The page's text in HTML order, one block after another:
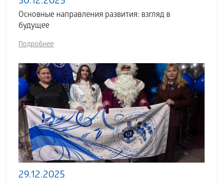
Основные направления развития: взгляд в
будущее
Подробнее
29.12.2025